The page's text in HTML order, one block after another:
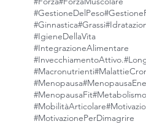
#GestioneDelPeso
#Ginnastica#Grassi
#IgieneDellaVita
#IntegrazioneAlimentare
#InvecchiamentoAttivo.
#Macronutrienti
#Menopausa
#MenopausaFit#Metabolismo
#MobilitàArticolare
#MotivazionePerDimagrire